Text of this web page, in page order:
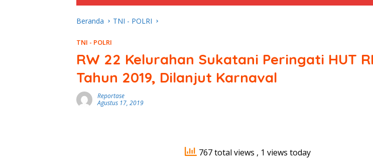
Beranda TNI - POLRI
TNI - POLRI
RW 22 Kelurahan Sukatani Peringati HUT
Tahun 2019, Dilanjut Karnaval
Reportase
Agustus 17, 2019
767 total views , 1 views today